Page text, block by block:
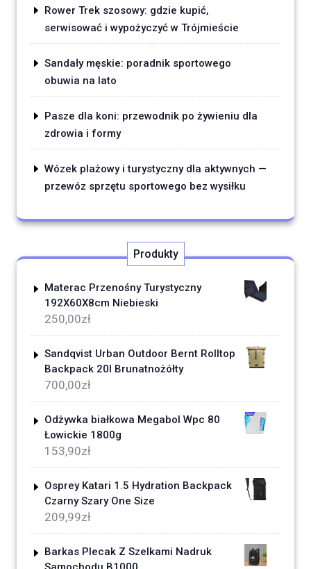
Rower Trek szosowy: gdzie kupić,
serwisować i wypożyczyć w Trójmieście
Sandały męskie: poradnik sportowego
obuwia na lato
Pasze dla koni: przewodnik po żywieniu dla
zdrowia i formy
Wózek plażowy i turystyczny dla aktywnych —
przewóz sprzętu sportowego bez wysiłku
Produkty
Materac Przenośny Turystyczny
192X60X8cm Niebieski
250,00zł
Sandqvist Urban Outdoor Bernt Rolltop
Backpack 20l Brunatnożółty
700,00zł
Odżywka białkowa Megabol Wpc 80
Łowickie 1800g
153,90zł
Osprey Katari 1.5 Hydration Backpack
Czarny Szary One Size
209,99zł
Barkas Plecak Z Szelkami Nadruk